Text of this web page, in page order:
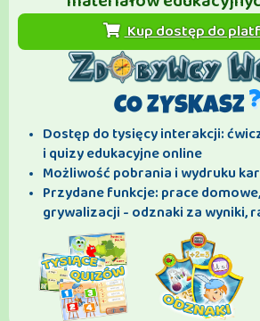
Kup dostęp do
CO ZYSKASZ
Dostęp do tysięcy interakcji:
i quizy edukacyjne online
Możliwość pobrania i wydruku
Przydane funkcje: prace
grywalizacji - odznaki za wyniki,